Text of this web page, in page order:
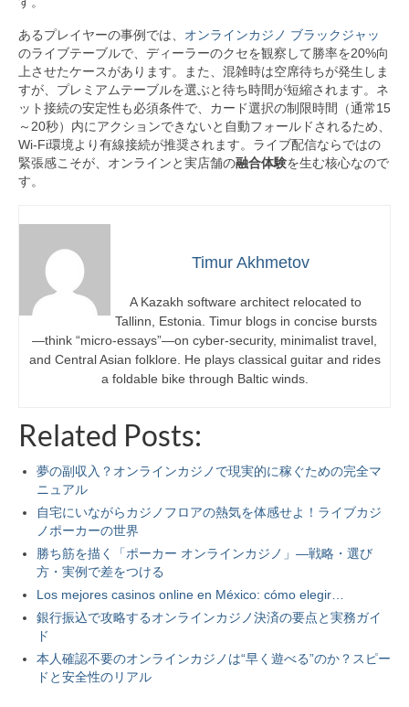
あるプレイヤーの事例では、 オンラインカジノ ブラックジャッ
のライブテーブルで、ディーラーのクセを観察して勝率を20%向
上させたケースがあります。また、混雑時は空席待ちが発生しま
すが、プレミアムテーブルを選ぶと待ち時間が短縮されます。ネ
ット接続の安定性も必須条件で、カード選択の制限時間（通常15
～20秒）内にアクションできないと自動フォールドされるため、
Wi-Fi環境より有線接続が推奨されます。ライブ配信ならではの
緊張感こそが、オンラインと実店舗の融合体験を生む核心なので
す。
Timur Akhmetov
A Kazakh software architect relocated to
Tallinn, Estonia. Timur blogs in concise bursts
—think “micro-essays”—on cyber-security, minimalist travel,
and Central Asian folklore. He plays classical guitar and rides
a foldable bike through Baltic winds.
Related Posts:
夢の副収入？オンラインカジノで現実的に稼ぐための完全マ
ニュアル
自宅にいながらカジノフロアの熱気を体感せよ！ライブカジ
ノポーカーの世界
勝ち筋を描く「ポーカー オンラインカジノ」—戦略・選び
方・実例で差をつける
Los mejores casinos online en México: cómo elegir…
銀行振込で攻略するオンラインカジノ決済の要点と実務ガイ
ド
本人確認不要のオンラインカジノは“早く遊べる”のか？スピー
ドと安全性のリアル